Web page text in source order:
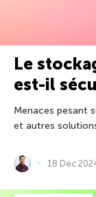
Le
est-il
Menaces pesant
et autres
18 Déc